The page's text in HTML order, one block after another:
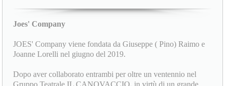
Joes' Company
JOES' Company viene fondata da Giuseppe ( Pino) Raimo e
Joanne Lorelli nel giugno del 2019.
Dopo aver collaborato entrambi per oltre un ventennio nel